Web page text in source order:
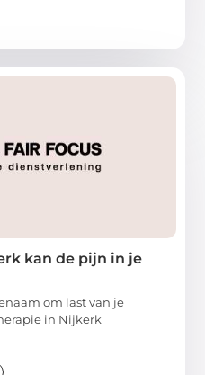
kan de pijn in je
om last van je
in Nijkerk